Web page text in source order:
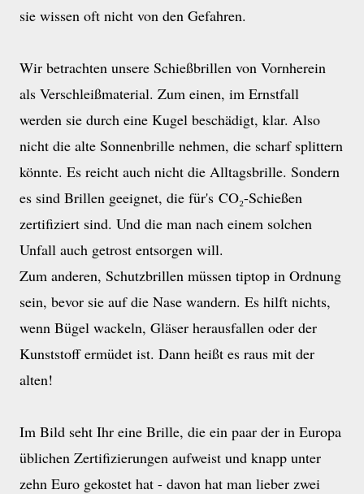
sie wissen oft nicht von den Gefahren.
Wir betrachten unsere Schießbrillen von Vornherein
als Verschleißmaterial. Zum einen, im Ernstfall
werden sie durch eine Kugel beschädigt, klar. Also
nicht die alte Sonnenbrille nehmen, die scharf splittern
könnte. Es reicht auch nicht die Alltagsbrille. Sondern
es sind Brillen geeignet, die für's CO₂-Schießen
zertifiziert sind. Und die man nach einem solchen
Unfall auch getrost entsorgen will.
Zum anderen, Schutzbrillen müssen tiptop in Ordnung
sein, bevor sie auf die Nase wandern. Es hilft nichts,
wenn Bügel wackeln, Gläser herausfallen oder der
Kunststoff ermüdet ist. Dann heißt es raus mit der
alten!
Im Bild seht Ihr eine Brille, die ein paar der in Europa
üblichen Zertifizierungen aufweist und knapp unter
zehn Euro gekostet hat - davon hat man lieber zwei